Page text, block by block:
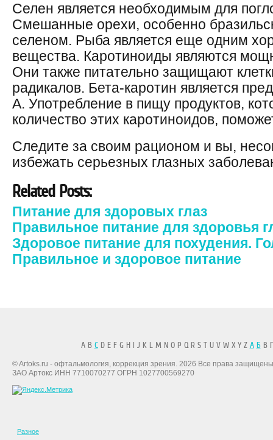
Селен является необходимым для
Смешанные орехи, особенно
селеном. Рыба является еще одним
вещества. Каротиноиды являются
Они также питательно защищают
радикалов. Бета-каротин является
А. Употребление в пищу продуктов,
количество этих каротиноидов,
Следите за своим рационом и вы,
избежать серьезных глазных
Related Posts:
Питание для здоровых глаз
Правильное питание для здоровья
Здоровое питание для похудения.
Правильное и здоровое питание
A B CD E F G H I J K L M N O P Q R S T U V W X Y Z А БВ
© Artoks.ru - офтальмология, коррекция зрения. 2026 Все права
ЗАО Артокс ИНН 7710070277 ОГРН 1027700569270
Разное